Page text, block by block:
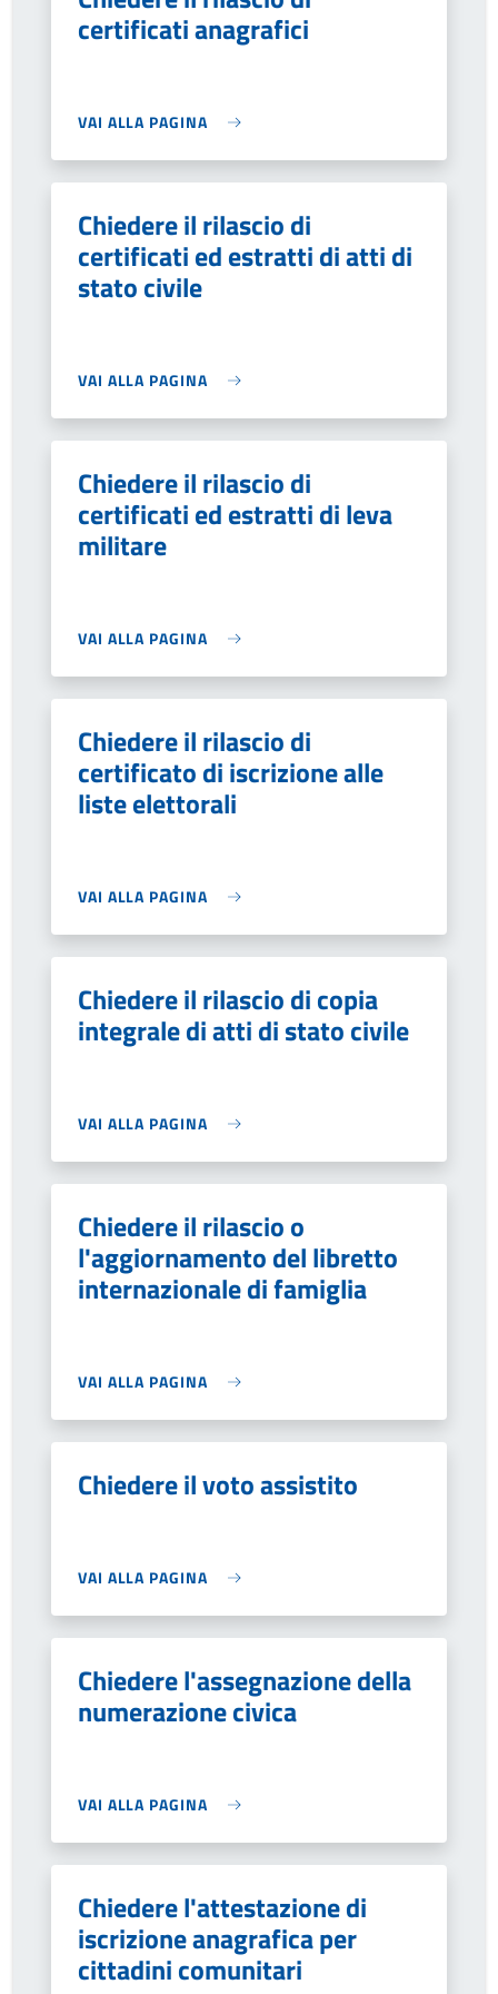
certificati anagrafici
VAI ALLA PAGINA
Chiedere il rilascio di
certificati ed estratti di atti di
stato civile
VAI ALLA PAGINA
Chiedere il rilascio di
certificati ed estratti di leva
militare
VAI ALLA PAGINA
Chiedere il rilascio di
certificato di iscrizione alle
liste elettorali
VAI ALLA PAGINA
Chiedere il rilascio di copia
integrale di atti di stato civile
VAI ALLA PAGINA
Chiedere il rilascio o
l'aggiornamento del libretto
internazionale di famiglia
VAI ALLA PAGINA
Chiedere il voto assistito
VAI ALLA PAGINA
Chiedere l'assegnazione della
numerazione civica
VAI ALLA PAGINA
Chiedere l'attestazione di
iscrizione anagrafica per
cittadini comunitari